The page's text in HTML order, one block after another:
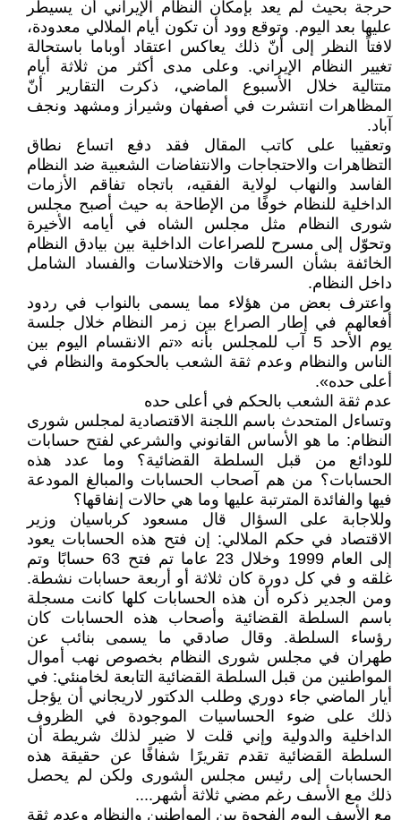
حرجة بحيث لم يعد بإمكان النظام الإيراني أن يسيطر
عليها بعد اليوم. وتوقع وود أن تكون أيام الملالي معدودة،
لافتاً النظر إلى أنّ ذلك يعاكس اعتقاد أوباما باستحالة
تغيير النظام الإيراني. وعلى مدى أكثر من ثلاثة أيام
متتالية خلال الأسبوع الماضي، ذكرت التقارير أنّ
المظاهرات انتشرت في أصفهان وشيراز ومشهد ونجف
آباد.
وتعقيبا على كاتب المقال فقد دفع اتساع نطاق
التظاهرات والاحتجاجات والانتفاضات الشعبية ضد النظام
الفاسد والنهاب لولاية الفقيه، باتجاه تفاقم الأزمات
الداخلية للنظام خوفًا من الإطاحة به حيث أصبح مجلس
شورى النظام مثل مجلس الشاه في أيامه الأخيرة
وتحوّل إلى مسرح للصراعات الداخلية بين بيادق النظام
الخائفة بشأن السرقات والاختلاسات والفساد الشامل
داخل النظام.
واعترف بعض من هؤلاء مما يسمى بالنواب في ردود
أفعالهم في إطار الصراع بين زمر النظام خلال جلسة
يوم الأحد 5 آب للمجلس بأنه «تم الانقسام اليوم بين
الناس والنظام وعدم ثقة الشعب بالحكومة والنظام في
أعلى حده».
عدم ثقة الشعب بالحكم في أعلى حده
وتساءل المتحدث باسم اللجنة الاقتصادية لمجلس شورى
النظام: ما هو الأساس القانوني والشرعي لفتح حسابات
للودائع من قبل السلطة القضائية؟ وما عدد هذه
الحسابات؟ من هم آصحاب الحسابات والمبالغ المودعة
فيها والفائدة المترتبة عليها وما هي حالات إنفاقها؟
وللاجابة على السؤال قال مسعود كرباسيان وزير
الاقتصاد في حكم الملالي: إن فتح هذه الحسابات يعود
إلى العام 1999 وخلال 23 عاما تم فتح 63 حسابًا وتم
غلقه و في كل دورة كان ثلاثة أو أربعة حسابات نشطة.
ومن الجدير ذكره أن هذه الحسابات كلها كانت مسجلة
باسم السلطة القضائية وأصحاب هذه الحسابات كان
رؤساء السلطة. وقال صادقي ما يسمى بنائب عن
طهران في مجلس شورى النظام بخصوص نهب أموال
المواطنين من قبل السلطة القضائية التابعة لخامنئي: في
أيار الماضي جاء دوري وطلب الدكتور لاريجاني أن يؤجل
ذلك على ضوء الحساسيات الموجودة في الظروف
الداخلية والدولية وإني قلت لا ضير لذلك شريطة أن
السلطة القضائية تقدم تقريرًا شفافًا عن حقيقة هذه
الحسابات إلى رئيس مجلس الشورى ولكن لم يحصل
ذلك مع الأسف رغم مضي ثلاثة أشهر....
مع الأسف اليوم الفجوة بين المواطنين والنظام وعدم ثقة